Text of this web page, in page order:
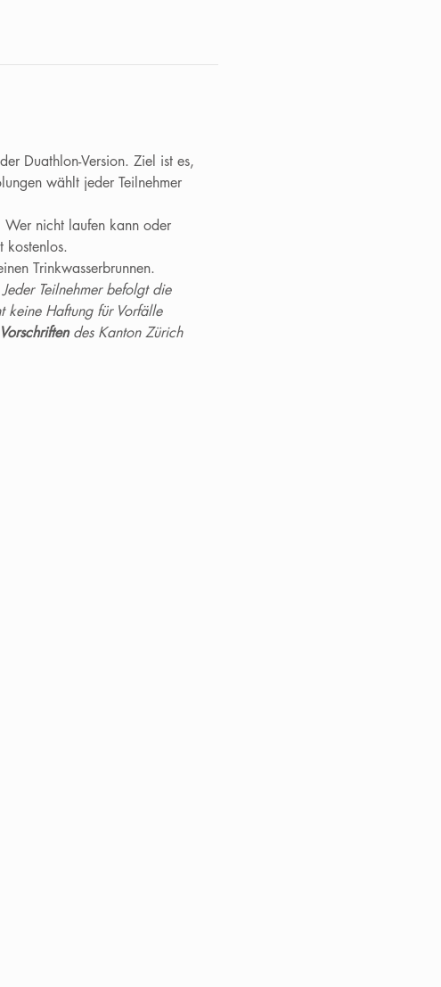
Duathlon-Version. Ziel ist es,
wählt jeder Teilnehmer
Wer nicht laufen kann oder
kostenlos.
Trinkwasserbrunnen.
Teilnehmer befolgt die
keine Haftung für Vorfälle
des Kanton Zürich